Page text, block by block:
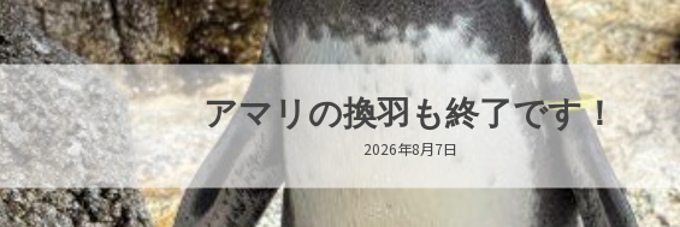
トビウオ幼魚展
2026年8月6日